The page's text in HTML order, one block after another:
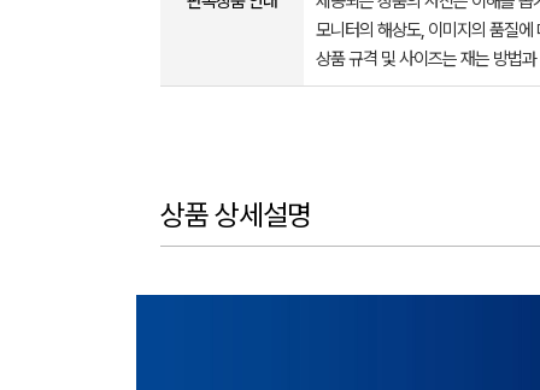
모니터의 해상도, 이미지의 품질
상품 규격 및 사이즈는 재는 방법
상품 상세설명